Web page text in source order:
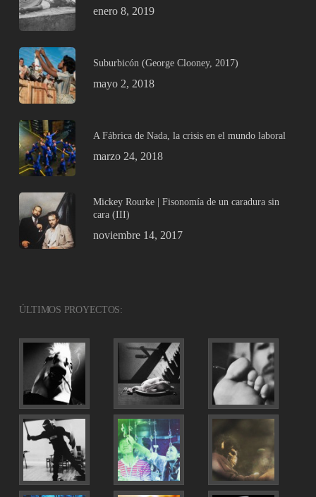
enero 8, 2019
Suburbicón (George Clooney, 2017)
mayo 2, 2018
A Fábrica de Nada, la crisis en el mundo laboral
marzo 24, 2018
Mickey Rourke | Fisonomía de un caradura sin
cara (III)
noviembre 14, 2017
ÚLTIMOS PROYECTOS: